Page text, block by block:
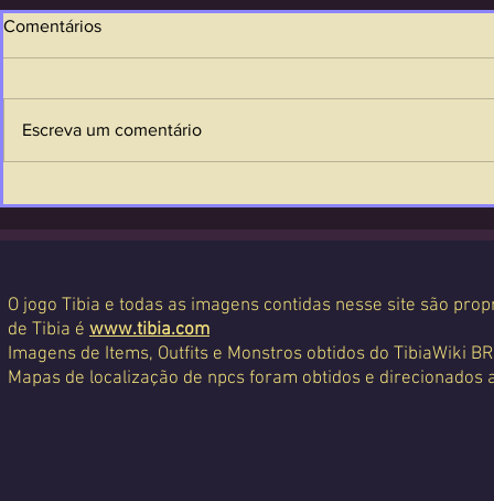
Comentários
Escreva um comentário
O jogo Tibia e todas as imagens contidas nesse site são
de Tibia é www.tibia.com
Imagens de Items, Outfits e Monstros obtidos do TibiaWiki
Mapas de localização de npcs foram obtidos e direcionados